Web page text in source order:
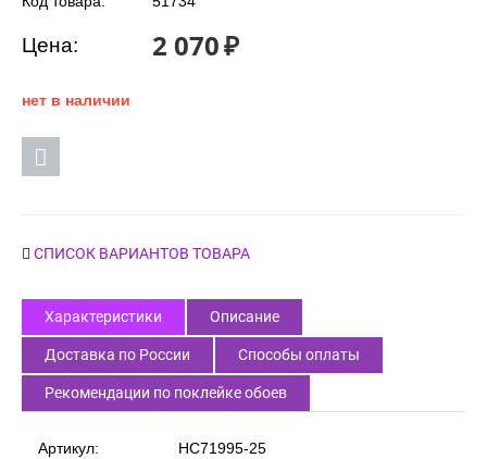
Цена: 2 070₽
нет в наличии
СПИСОК ВАРИАНТОВ ТОВАРА
Характеристики Описание
Доставка по России Способы оплаты
Рекомендации по поклейке обоев
Артикул: HC71995-25